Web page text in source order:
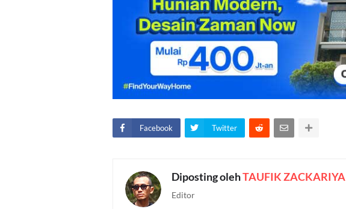
Facebook Twitter
Diposting olehTAUFIK ZACKARIYA
Editor